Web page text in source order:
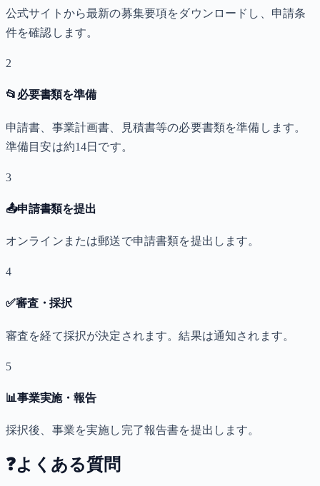
公式サイトから最新の募集要項をダウンロードし、申請条
件を確認します。
2
📂 必要書類を準備
申請書、事業計画書、見積書等の必要書類を準備します。
準備目安は約14日です。
3
📤申請書類を提出
オンラインまたは郵送で申請書類を提出します。
4
✅審査・採択
審査を経て採択が決定されます。結果は通知されます。
5
📊事業実施・報告
採択後、事業を実施し完了報告書を提出します。
❓よくある質問